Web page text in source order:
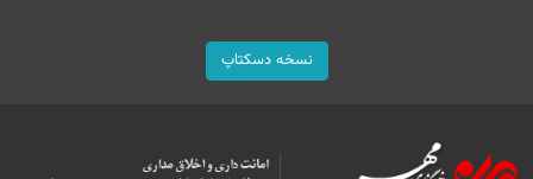
نسخه دسکتاپ